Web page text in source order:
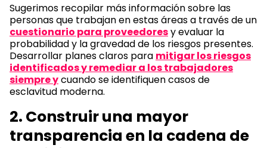
Sugerimos recopilar más información sobre las
personas que trabajan en estas áreas a través de un
cuestionario para proveedoresy evaluar la
probabilidad y la gravedad de los riesgos presentes.
Desarrollar planes claros para mitigar los riesgos
identificados y remediar a los trabajadores
siempre ycuando se identifiquen casos de
esclavitud moderna.
2. Construir una mayor
transparencia en la cadena de